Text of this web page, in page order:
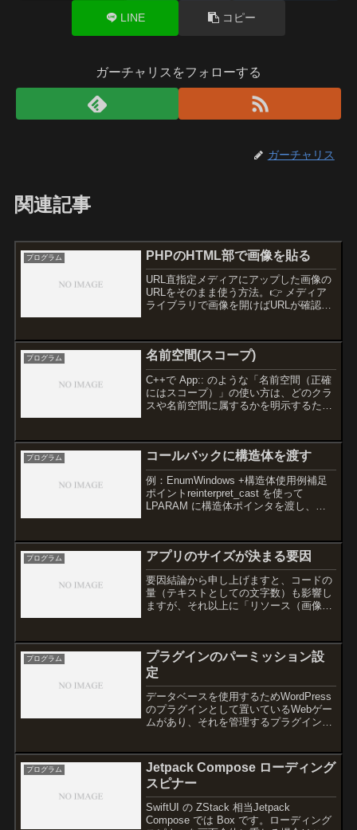
LINE コピー
ガーチャリスをフォローする
ガーチャリス
関連記事
プログラム PHPのHTML部で画像を貼る
URL直指定メディアにアップした画像の
URLをそのまま使う方法。👉 メディア
ライブラリで画像を開けばURLが確認で
の透明GIF画像をBase64という形式でテ
キ...
プログラム 名前空間(スコープ)
C++で App:: のような「名前空間（正確
にはスコープ）」の使い方は、どのクラ
スや名前空間に属するかを明示するため
う場合→ 省略できます。• 例：App クラ
スの...
プログラム コールバックに構造体を渡す
例：EnumWindows +構造体使用例補足
ポイントreinterpret_cast を使って
LPARAM に構造体ポインタを渡し、コ
るように設計された...
プログラム アプリのサイズが決まる要因
要因結論から申し上げますと、コードの
量（テキストとしての文字数）も影響し
ますが、それ以上に「リソース（画像・
な要因になります。プログラムのサイズ
がどのように決まるのか、...
プログラム
プラグインのパーミッション設
定
データベースを使用するためWordPress
のプラグインとして置いているWebゲー
ムがあり、それを管理するプラグインが
ニューからのみでのDB操作機能を持っ
ているのです...
プログラム
Jetpack Compose ローディング
スピナー
SwiftUI の ZStack 相当Jetpack
Compose では Box です。ローディング